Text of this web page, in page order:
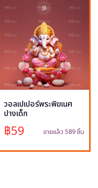
วอลเปเปอร์พระพิฆเนศ
ปางเด็ก
฿59 ขายแล้ว 589 ชิ้น